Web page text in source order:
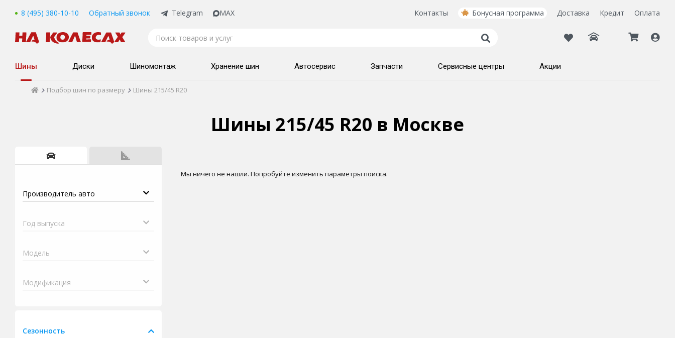
8 (495) 380-10-10 Обратный звонок Telegram MAX Контакты Бонусная программа Доставка Кредит Оплата
Шины Диски Шиномонтаж Хранение шин Автосервис Запчасти Сервисные центры Акции
Подбор шин по размеру Шины 215/45 R20
Шины 215/45 R20 в Москве
Сезонность
Мы ничего не нашли. Попробуйте изменить параметры поиска.